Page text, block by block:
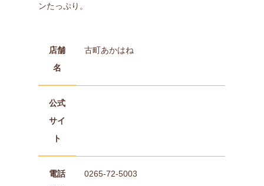
ンたっぷり。
店舗
名
古町あかはね
公式
サイ
ト
電話
0265-72-5003